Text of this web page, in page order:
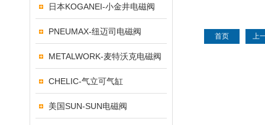
日本KOGANEI-小金井电磁阀
PNEUMAX-纽迈司电磁阀
METALWORK-麦特沃克电磁阀
CHELIC-气立可气缸
美国SUN-SUN电磁阀
首页 上